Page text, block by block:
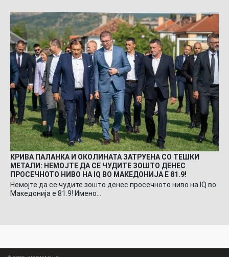
КРИВА ПАЛАНКА И ОКОЛИНАТА ЗАТРУЕНА СО ТЕШКИ
МЕТАЛИ: НЕМОЈТЕ ДА СЕ ЧУДИТЕ ЗОШТО ДЕНЕС
ПРОСЕЧНОТО НИВО НА IQ ВО МАКЕДОНИЈА Е 81.9!
Немојте да се чудите зошто денес просечното ниво на IQ во
Македонија е 81.9! Имено…